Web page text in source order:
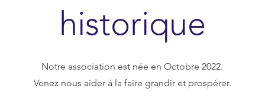
historique
Notre association est née en Octobre 2022.
Venez nous aider à la faire grandir et prospérer.